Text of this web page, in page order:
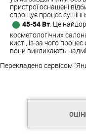
пристрої оснащені
спрощує процес
45-54 Вт . Це
косметологічних
кисті, із-за чого
вони викликають
Перекладено сервісом